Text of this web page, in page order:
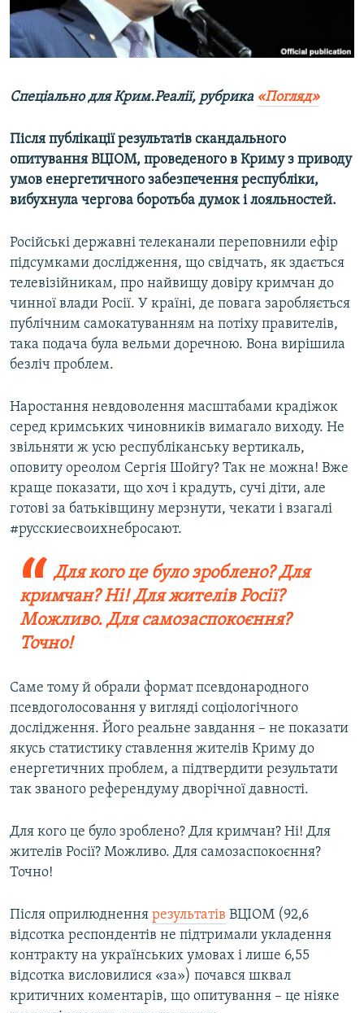
ВІДЕОУРОКИ «ELIFBE»
СВІДЧЕННЯ ОКУПАЦІЇ
ІНФОГРАФІКА
Русский
Qırımtatar
ДОЛУЧАЙСЯ!
Усі сайти RFE/RL
Спеціально для Крим.Реалії, рубрика «Погляд»
Після публікації результатів скандального
опитування ВЦІОМ, проведеного в Криму з приводу
умов енергетичного забезпечення республіки,
вибухнула чергова боротьба думок і лояльностей.
Російські державні телеканали переповнили ефір
підсумками дослідження, що свідчать, як здається
телевізійникам, про найвищу довіру кримчан до
чинної влади Росії. У країні, де повага заробляється
публічним самокатуванням на потіху правителів,
така подача була вельми доречною. Вона вирішила
безліч проблем.
Наростання невдоволення масштабами крадіжок
серед кримських чиновників вимагало виходу. Не
звільняти ж усю республіканську вертикаль,
оповиту ореолом Сергія Шойгу? Так не можна! Вже
краще показати, що хоч і крадуть, сучі діти, але
готові за батьківщину мерзнути, чекати і взагалі
#русскиесвоихнебросают.
Для кого це було зроблено? Для
кримчан? Ні! Для жителів Росії?
Можливо. Для самозаспокоєння?
Точно!
Саме тому й обрали формат псевдонародного
псевдоголосовання у вигляді соціологічного
дослідження. Його реальне завдання – не показати
якусь статистику ставлення жителів Криму до
енергетичних проблем, а підтвердити результати
так званого референдуму дворічної давності.
Для кого це було зроблено? Для кримчан? Ні! Для
жителів Росії? Можливо. Для самозаспокоєння?
Точно!
Після оприлюднення результатів ВЦІОМ (92,6
відсотка респондентів не підтримали укладення
контракту на українських умовах і лише 6,55
відсотка висловилися «за») почався шквал
критичних коментарів, що опитування – це ніяке